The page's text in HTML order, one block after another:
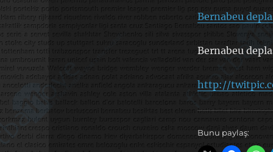
Bernabeu
Bernabeu
http://
Bunu paylaş: